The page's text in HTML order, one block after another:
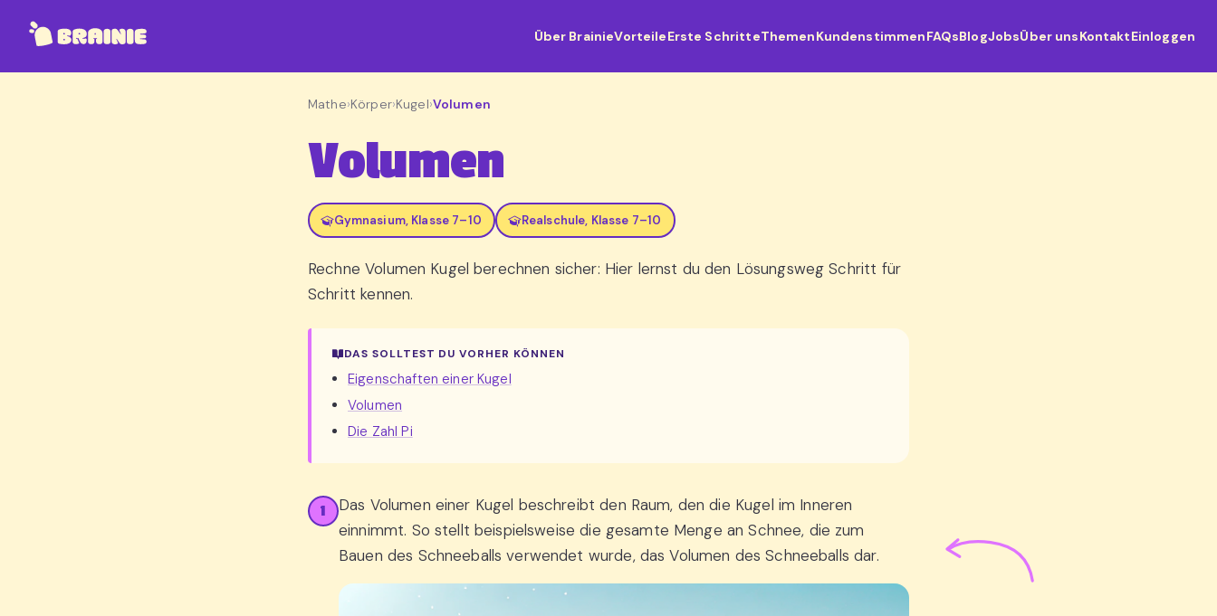
Über BrainieVorteileErste SchritteThemenKundenstimmenFAQsBlogJobsÜber unsKontaktEinloggen
Mathe›Körper›Kugel›Volumen
Volumen
Gymnasium, Klasse 7–10 Realschule, Klasse 7–10
Rechne Volumen Kugel berechnen sicher: Hier lernst du den Lösungsweg Schritt für
Schritt kennen.
DAS SOLLTEST DU VORHER KÖNNEN
Eigenschaften einer Kugel
Volumen
Die Zahl Pi
1
Das Volumen einer Kugel beschreibt den Raum, den die Kugel im Inneren
einnimmt. So stellt beispielsweise die gesamte Menge an Schnee, die zum
Bauen des Schneeballs verwendet wurde, das Volumen des Schneeballs dar.